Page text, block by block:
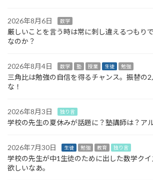
2026年8月6日 数学
厳しいことを言う時は常に刺し違えるつもり
なのか？
2026年8月4日 数学 塾 授業 生徒 勉強
三角比は勉強の自信を得るチャンス。振替の
な！
2026年8月3日 独り言
学校の先生の夏休みが話題に？塾講師は？ア
2026年7月30日 生徒 勉強 教育 独り言
学校の先生が中1生徒のために出した数学ク
欲しいなあ。